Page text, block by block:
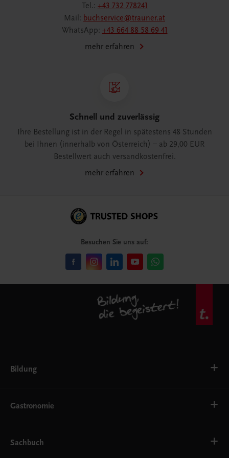
Tel.: +43 732 778241
Mail: buchservice@trauner.at
WhatsApp: +43 664 88 58 69 41
mehr erfahren
Schnell und zuverlässig
Ihre Bestellung ist in der Regel in spätestens 48 Stunden
bei Ihnen (innerhalb von Österreich) – ab 29,00 EUR
Bestellwert auch versandkostenfrei.
mehr erfahren
Besuchen Sie uns auf:
Bildung
Ernährung
Gastronomie, Hotellerie, Küche
Konditorei, Bäckerei
Gastronomie
Getränke
Sachbuch